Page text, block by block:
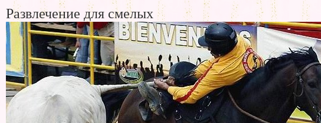
Развлечение для смелых